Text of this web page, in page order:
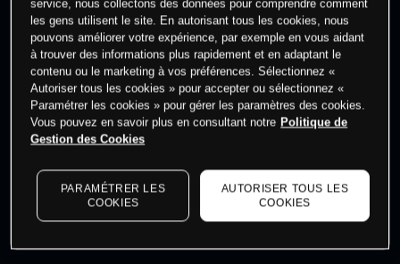
Commencez à trader
Les prix sont indicatifs.
dernières données du marché.Log into see latest
market data
service, nous collectons des données pour comprendre comment
les gens utilisent le site. En autorisant tous les cookies, nous
pouvons améliorer votre expérience, par exemple en vous aidant
à trouver des informations plus rapidement et en adaptant le
contenu ou le marketing à vos préférences. Sélectionnez «
Autoriser tous les cookies » pour accepter ou sélectionnez «
Paramétrer les cookies » pour gérer les paramètres des cookies.
Vous pouvez en savoir plus en consultant notre Politique de
Gestion des Cookies
PARAMÉTRER LES
COOKIES
AUTORISER TOUS LES
COOKIES